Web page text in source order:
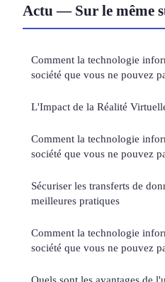
Actu — Sur le même
Comment la technologie
société que vous ne pouvez
L'Impact de la Réalité
Comment la technologie
société que vous ne pouvez
Sécuriser les transferts de
meilleures pratiques
Comment la technologie
société que vous ne pouvez